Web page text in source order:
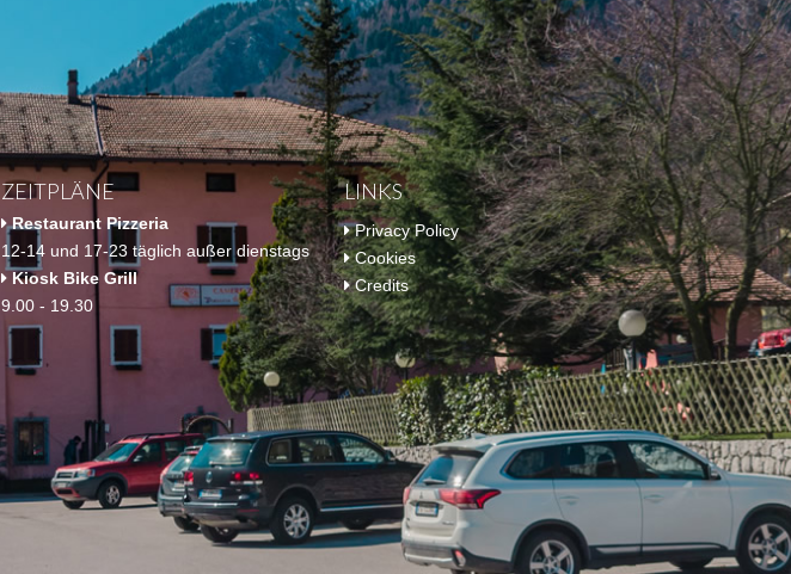
ZEITPLÄNE
Restaurant Pizzeria
12-14 und 17-23 täglich außer dienstags
Kiosk Bike Grill
9.00 - 19.30
LINKS
Privacy Policy
Cookies
Credits